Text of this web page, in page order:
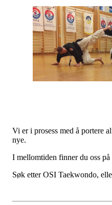
Vi er i prosess med å portere
nye.
I mellomtiden finner du oss på
Søk etter OSI Taekwondo,